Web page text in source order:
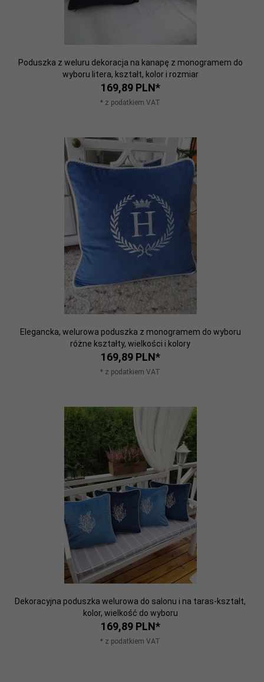
Poduszka z weluru dekoracja na kanapę z monogramem do
wyboru litera, kształt, kolor i rozmiar
169,89 PLN*
* z podatkiem VAT
Elegancka, welurowa poduszka z monogramem do wyboru
różne kształty, wielkości i kolory
169,89 PLN*
* z podatkiem VAT
Dekoracyjna poduszka welurowa do salonu i na taras-kształt,
kolor, wielkość do wyboru
169,89 PLN*
* z podatkiem VAT